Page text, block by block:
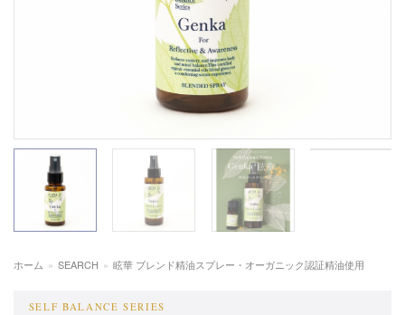
ホーム » SEARCH » 眩華 ブレンド精油スプレー・オーガニック認証精油使用
SELF BALANCE SERIES